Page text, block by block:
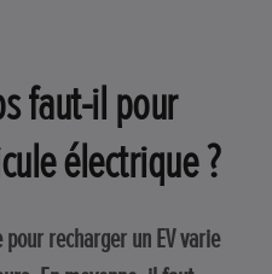
faut-il pour
électrique ?
recharger un EV varie